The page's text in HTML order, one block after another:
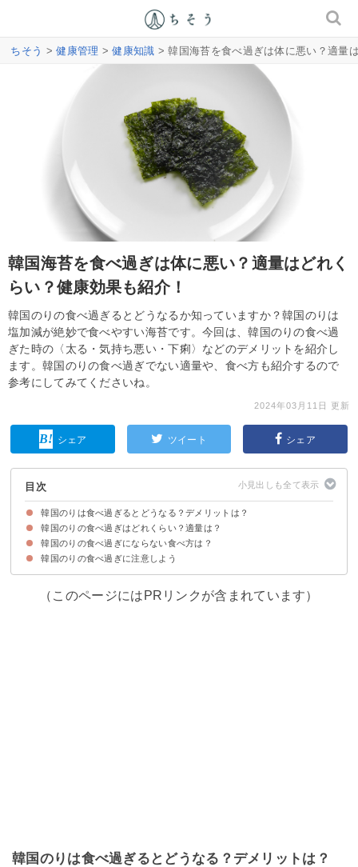
ちそう >健康管理 >健康知識 > 韓国海苔を食べ過ぎは体に悪い？適量
韓国海苔を食べ過ぎは体に悪い？適量はどれく
らい？健康効果も紹介！
韓国のりの食べ過ぎるとどうなるか知っていますか？韓国のりは
塩加減が絶妙で食べやすい海苔です。今回は、韓国のりの食べ過
ぎた時の〈太る・気持ち悪い・下痢〉などのデメリットを紹介し
ます。韓国のりの食べ過ぎでない適量や、食べ方も紹介するので
参考にしてみてくださいね。
2024年03月11日 更新
シェア ツイート シェア
目次
韓国のりは食べ過ぎるとどうなる？デメリットは？
①消化不良になり気持ち悪くなる
②太る
③塩分過多になる
韓国のりの食べ過ぎはどれくらい？適量は？
韓国のりの適量は1パック(約5g)程度が目安
韓国のりを適量食べた時の効果
韓国のりの食べ過ぎにならない食べ方は？
①海苔だけで食べる
②油分の少ない商品を選ぶ
③食前に食べる
韓国のりの食べ過ぎに注意しよう
（このページにはPRリンクが含まれています）
韓国のりは食べ過ぎるとどうなる？デメリットは？